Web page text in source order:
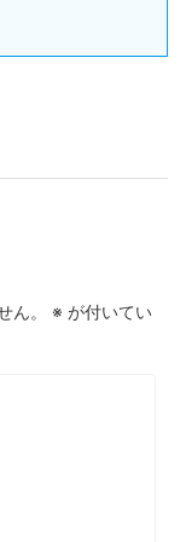
ん。 ※ が付いてい